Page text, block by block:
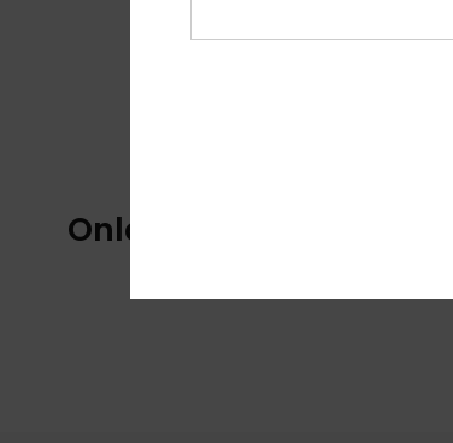
Onlangs bekeken